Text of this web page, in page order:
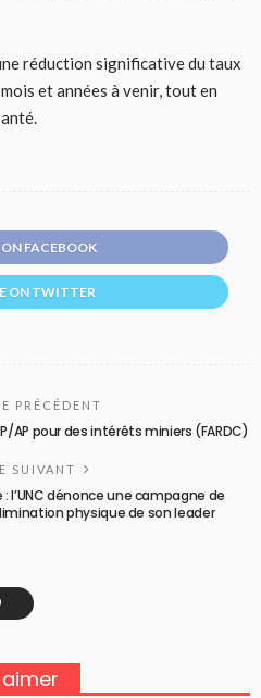
réduction significative du taux
et années à venir, tout en
ON FACEBOOK
ON TWITTER
PRÉCÉDENT
AP pour des intérêts miniers (FARDC)
SUIVANT
l’UNC dénonce une campagne de
physique de son leader